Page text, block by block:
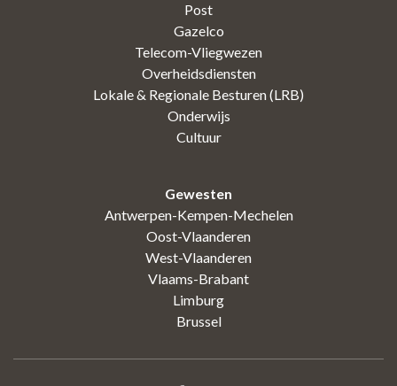
Post
Gazelco
Telecom-Vliegwezen
Overheidsdiensten
Lokale & Regionale Besturen (LRB)
Onderwijs
Cultuur
Gewesten
Antwerpen-Kempen-Mechelen
Oost-Vlaanderen
West-Vlaanderen
Vlaams-Brabant
Limburg
Brussel